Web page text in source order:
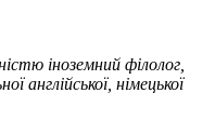
іноземний філолог,
англійської, німецької